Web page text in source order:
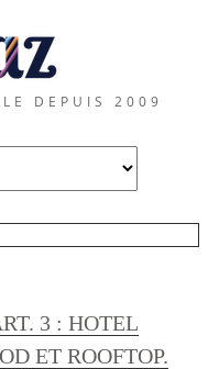
DEPUIS 2009
3 : HOTEL
ET ROOFTOP.